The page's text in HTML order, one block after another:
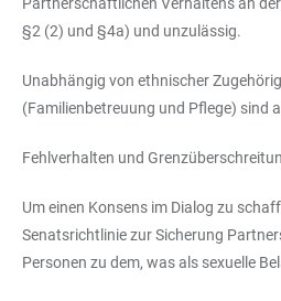
§2 (2) und §4a) und unzulässig.
Unabhängig von ethnischer
(Familienbetreuung und Pflege) sind
Fehlverhalten und
Um einen Konsens im Dialog zu
Senatsrichtlinie zur Sicherung
Personen zu dem, was als sexuelle